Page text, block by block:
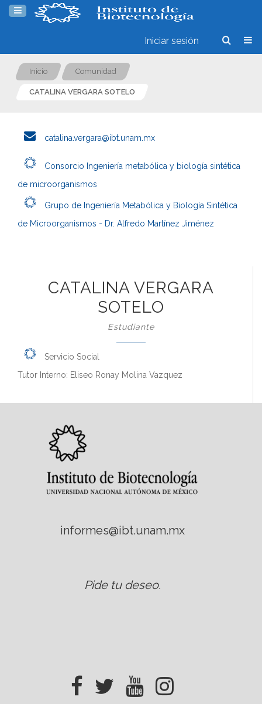
Iniciar sesión
Inicio Comunidad
CATALINA VERGARA SOTELO
catalina.vergara@ibt.unam.mx
Consorcio Ingeniería metabólica y biología sintética
de microorganismos
Grupo de Ingeniería Metabólica y Biología Sintética
de Microorganismos - Dr. Alfredo Martínez Jiménez
CATALINA VERGARA
SOTELO
Estudiante
Servicio Social
Tutor Interno: Eliseo Ronay Molina Vazquez
informes@ibt.unam.mx
Pide tu deseo.